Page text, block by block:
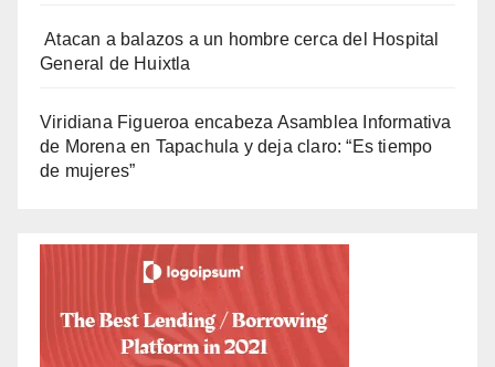
Atacan a balazos a un hombre cerca del Hospital
General de Huixtla
Viridiana Figueroa encabeza Asamblea Informativa
de Morena en Tapachula y deja claro: “Es tiempo
de mujeres”